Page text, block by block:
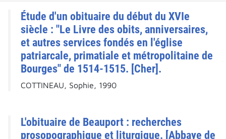
Étude d'un obituaire du début du XVIe
siècle : "Le Livre des obits, anniversaires,
et autres services fondés en l'église
patriarcale, primatiale et métropolitaine de
Bourges" de 1514-1515. [Cher].
COTTINEAU, Sophie, 1990
L'obituaire de Beauport : recherches
prosopographique et liturgique. [Abbaye de